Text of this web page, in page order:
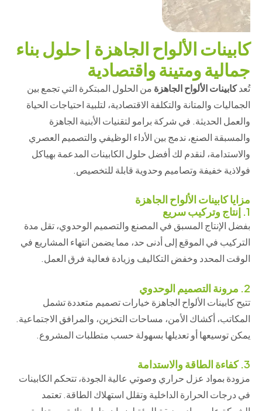
كابينات الألواح الجاهزة | حلول بناء
جمالية ومتينة واقتصادية
تُعدكابينات الألواح الجاهزة من الحلول المبتكرة التي تجمع بين
الجماليات والمتانة والتكلفة الاقتصادية، لتلبية احتياجات الحياة
والعمل الحديثة. في شركة برامو لتقنيات الأبنية الجاهزة
والمسبقة الصنع، ندمج بين الأداء الوظيفي والتصميم العصري
والاستدامة، لنقدم لك أفضل حلول الكابينات المدعمة بهياكل
فولاذية خفيفة وتصاميم وحدوية قابلة للتخصيص.
مزايا كابينات الألواح الجاهزة
1. إنتاج وتركيب سريع
بفضل الإنتاج المسبق في المصنع والتصميم الوحدوي، تقل مدة
التركيب في الموقع إلى أدنى حد، مما يضمن انتهاء المشاريع في
الوقت المحدد وخفض التكاليف وزيادة فعالية فرق العمل.
2. مرونة التصميم الوحدوي
تتيح كابينات الألواح الجاهزة خيارات تصميم متعددة تشمل
المكاتب، أكشاك الأمن، مساحات التخزين، والمرافق الاجتماعية.
يمكن توسيعها أو تعديلها بسهولة حسب متطلبات المشروع.
3. كفاءة الطاقة والاستدامة
مزودة بمواد عزل حراري وصوتي عالية الجودة، تتحكم الكابينات
في درجات الحرارة الداخلية وتقلل استهلاك الطاقة. تعتمد